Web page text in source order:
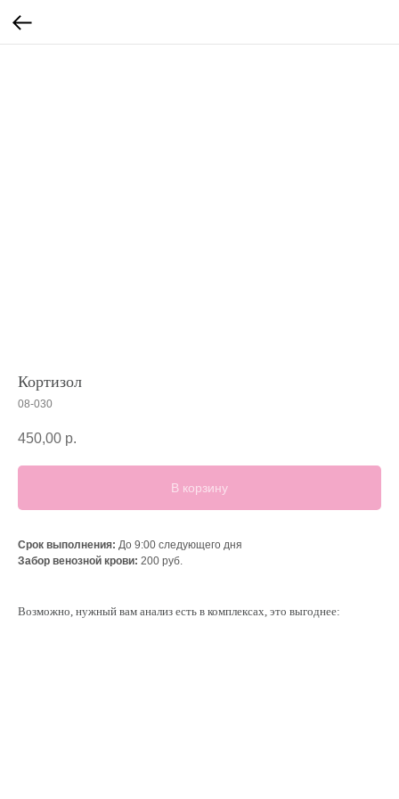
Кортизол
08-030
450,00 р.
В корзину
Срок выполнения: До 9:00 следующего дня
Забор венозной крови: 200 руб.
Возможно, нужный вам анализ есть в комплексах, это выгоднее: